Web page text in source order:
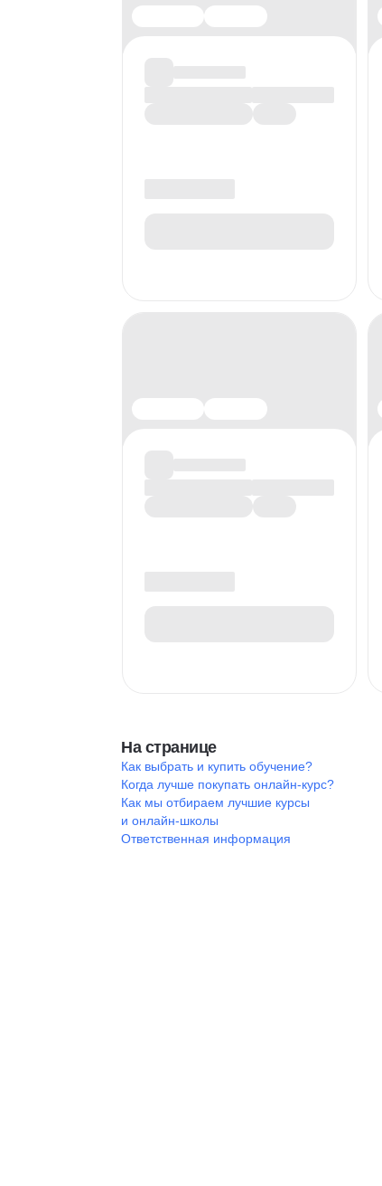
На странице
Как выбрать и купить обучение?
Когда лучше покупать онлайн-курс?
Как мы отбираем лучшие курсы
и онлайн-школы
Ответственная информация